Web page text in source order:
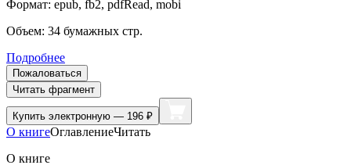
Формат: epub, fb2, pdfRead, mobi
Объем: 34 бумажных стр.
Подробнее
Пожаловаться
Читать фрагмент
Купить электронную — 196 ₽
О книгеОглавлениеЧитать
О книге